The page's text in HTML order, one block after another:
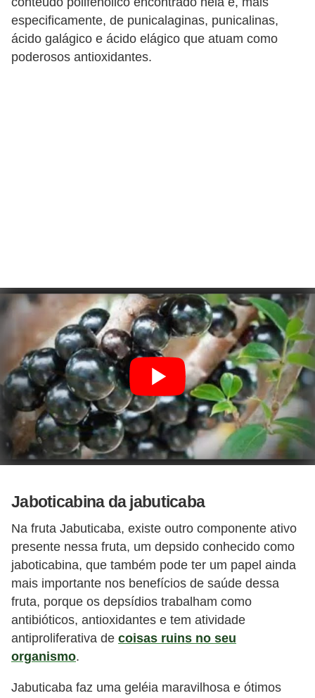
especificamente, de punicalaginas, punicalinas,
ácido galágico e ácido elágico que atuam como
poderosos antioxidantes.
Jaboticabina da jabuticaba
Na fruta Jabuticaba, existe outro componente ativo
presente nessa fruta, um depsido conhecido como
jaboticabina, que também pode ter um papel ainda
mais importante nos benefícios de saúde dessa
fruta, porque os depsídios trabalham como
antibióticos, antioxidantes e tem atividade
antiproliferativa de coisas ruins no seu
organismo.
Jabuticaba faz uma geléia maravilhosa e ótimos